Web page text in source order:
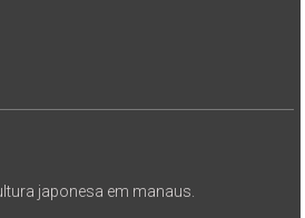
japonesa em manaus.